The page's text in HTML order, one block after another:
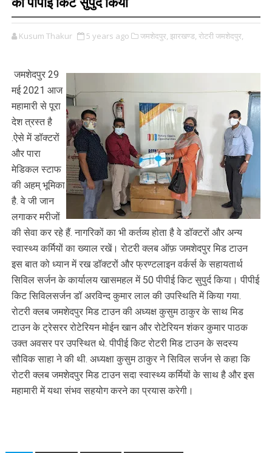
Kusum Thakur 5 years ago जमशेदपुर, झारखण्ड, रोटरी जमशेदपुर,
जमशेदपुर 29
मई 2021 आज
महामारी से पूरा
देश त्रस्त है
.ऐसे में डॉक्टरों
और पारा
मेडिकल स्टाफ
की अहम् भूमिका
है. वे जी जान
लगाकर मरीजों
की सेवा कर रहे हैं. नागरिकों का भी कर्तव्य होता है वे डॉक्टरों और अन्य
स्वास्थ्य कर्मियों का ख्याल रखें। रोटरी क्लब ऑफ़ जमशेदपुर मिड टाउन
इस बात को ध्यान में रख डॉक्टरों और फ्रण्टलाइन वर्कर्स के सहायतार्थ
सिविल सर्जन के कार्यालय खासमहल में 50 पीपीई किट सुपुर्द किया। पीपीई
किट सिविलसर्जन डॉ अरविन्द कुमार लाल की उपस्थिति में किया गया.
रोटरी क्लब जमशेदपुर मिड टाउन की अध्यक्ष कुसुम ठाकुर के साथ मिड
टाउन के ट्रेसरर रोटेरियन मोईन खान और रोटेरियन शंकर कुमार पाठक
उक्त अवसर पर उपस्थित थे. पीपीई किट रोटरी मिड टाउन के सदस्य
सौविक साहा ने की थी. अध्यक्षा कुसुम ठाकुर ने सिविल सर्जन से कहा कि
रोटरी क्लब जमशेदपुर मिड टाउन सदा स्वास्थ्य कर्मियों के साथ है और इस
महामारी में यथा संभव सहयोग करने का प्रयास करेगी।